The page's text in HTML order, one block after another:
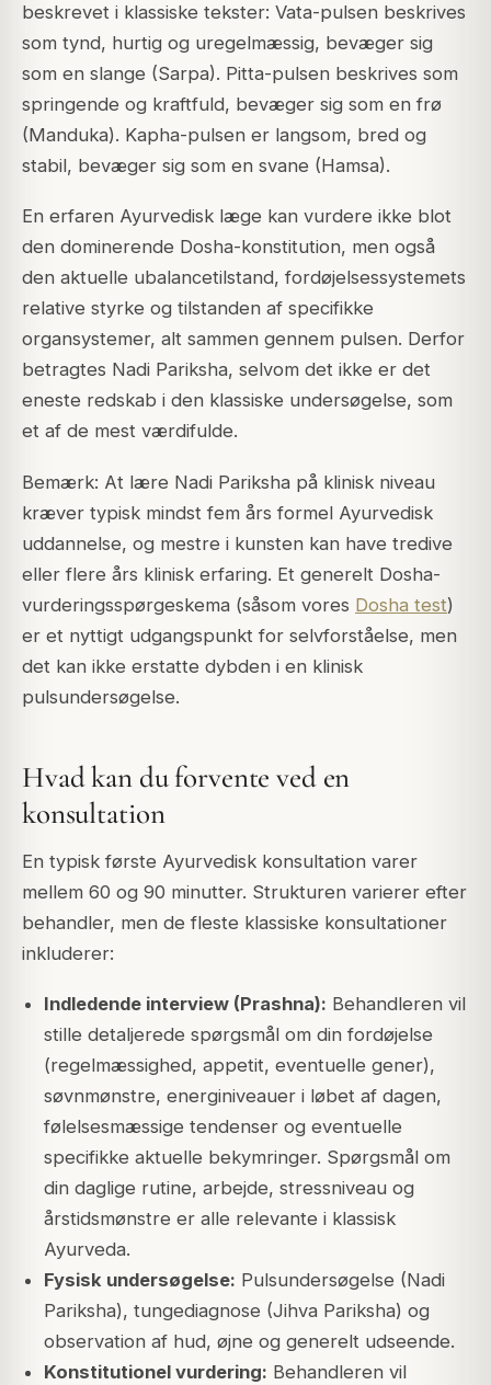
beskrevet i klassiske tekster: Vata-pulsen beskrives
som tynd, hurtig og uregelmæssig, bevæger sig
som en slange (Sarpa). Pitta-pulsen beskrives som
springende og kraftfuld, bevæger sig som en frø
(Manduka). Kapha-pulsen er langsom, bred og
stabil, bevæger sig som en svane (Hamsa).
En erfaren Ayurvedisk læge kan vurdere ikke blot
den dominerende Dosha-konstitution, men også
den aktuelle ubalancetilstand, fordøjelsessystemets
relative styrke og tilstanden af specifikke
organsystemer, alt sammen gennem pulsen. Derfor
betragtes Nadi Pariksha, selvom det ikke er det
eneste redskab i den klassiske undersøgelse, som
et af de mest værdifulde.
Bemærk: At lære Nadi Pariksha på klinisk niveau
kræver typisk mindst fem års formel Ayurvedisk
uddannelse, og mestre i kunsten kan have tredive
eller flere års klinisk erfaring. Et generelt Dosha-
vurderingsspørgeskema (såsom vores Dosha test)
er et nyttigt udgangspunkt for selvforståelse, men
det kan ikke erstatte dybden i en klinisk
pulsundersøgelse.
Hvad kan du forvente ved en
konsultation
En typisk første Ayurvedisk konsultation varer
mellem 60 og 90 minutter. Strukturen varierer efter
behandler, men de fleste klassiske konsultationer
inkluderer:
Indledende interview (Prashna): Behandleren vil
stille detaljerede spørgsmål om din fordøjelse
(regelmæssighed, appetit, eventuelle gener),
søvnmønstre, energiniveauer i løbet af dagen,
følelsesmæssige tendenser og eventuelle
specifikke aktuelle bekymringer. Spørgsmål om
din daglige rutine, arbejde, stressniveau og
årstidsmønstre er alle relevante i klassisk
Ayurveda.
Fysisk undersøgelse: Pulsundersøgelse (Nadi
Pariksha), tungediagnose (Jihva Pariksha) og
observation af hud, øjne og generelt udseende.
Konstitutionel vurdering: Behandleren vil